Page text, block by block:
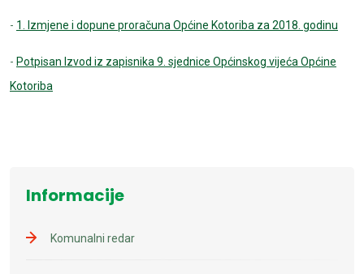
- 1. Izmjene i dopune proračuna Općine Kotoriba za 2018. godinu
- Potpisan Izvod iz zapisnika 9. sjednice Općinskog vijeća Općine
Kotoriba
Informacije
Komunalni redar